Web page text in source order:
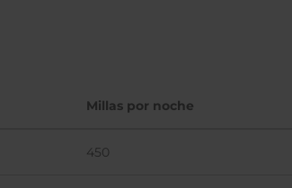
Millas por noche
450